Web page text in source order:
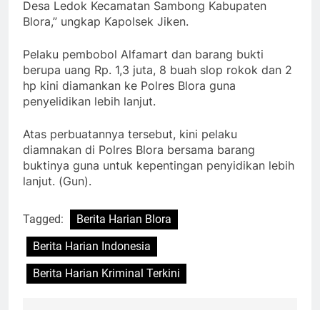
Desa Ledok Kecamatan Sambong Kabupaten
Blora,” ungkap Kapolsek Jiken.
Pelaku pembobol Alfamart dan barang bukti
berupa uang Rp. 1,3 juta, 8 buah slop rokok dan 2
hp kini diamankan ke Polres Blora guna
penyelidikan lebih lanjut.
Atas perbuatannya tersebut, kini pelaku
diamnakan di Polres Blora bersama barang
buktinya guna untuk kepentingan penyidikan lebih
lanjut. (Gun).
Tagged:
Berita Harian Blora
Berita Harian Indonesia
Berita Harian Kriminal Terkini